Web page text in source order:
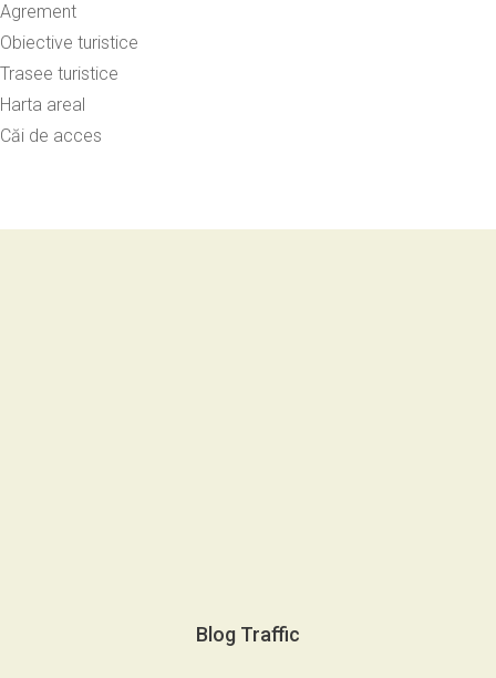
Agrement
Obiective turistice
Trasee turistice
Harta areal
Căi de acces
Blog Traffic